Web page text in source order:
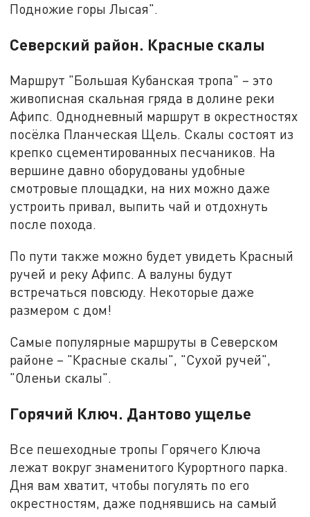
Подножие горы Лысая".
Северский район. Красные скалы
Маршрут "Большая Кубанская тропа" – это
живописная скальная гряда в долине реки
Афипс. Однодневный маршрут в окрестностях
посёлка Планческая Щель. Скалы состоят из
крепко сцементированных песчаников. На
вершине давно оборудованы удобные
смотровые площадки, на них можно даже
устроить привал, выпить чай и отдохнуть
после похода.
По пути также можно будет увидеть Красный
ручей и реку Афипс. А валуны будут
встречаться повсюду. Некоторые даже
размером с дом!
Самые популярные маршруты в Северском
районе – "Красные скалы", "Сухой ручей",
"Оленьи скалы".
Горячий Ключ. Дантово ущелье
Все пешеходные тропы Горячего Ключа
лежат вокруг знаменитого Курортного парка.
Дня вам хватит, чтобы погулять по его
окрестностям, даже поднявшись на самый